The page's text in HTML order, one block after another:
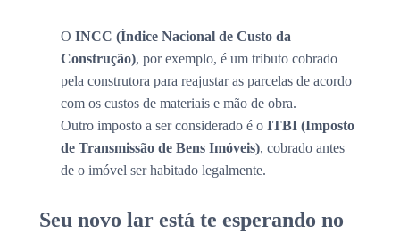
O INCC (Índice Nacional de Custo da
Construção), por exemplo, é um tributo cobrado
pela construtora para reajustar as parcelas de acordo
com os custos de materiais e mão de obra.
Outro imposto a ser considerado é o ITBI (Imposto
de Transmissão de Bens Imóveis), cobrado antes
de o imóvel ser habitado legalmente.
Seu novo lar está te esperando no